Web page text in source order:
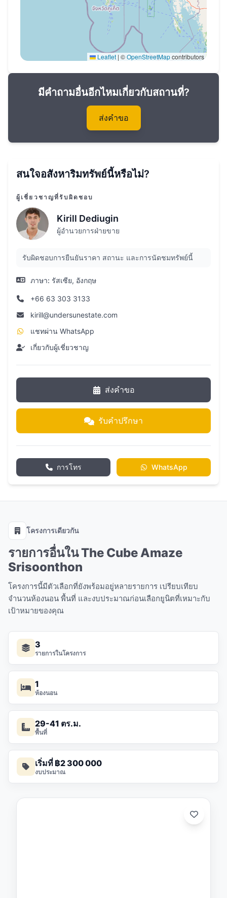
Leaflet | ©OpenStreetMapcontributors
มีคำถามอื่นอีกไหมเกี่ยวกับสถานที่?
ส่งคำขอ
สนใจอสังหาริมทรัพย์นี้หรือไม่?
ผู้เชี่ยวชาญที่รับผิดชอบ
Kirill Dediugin
ผู้อำนวยการฝ่ายขาย
รับผิดชอบการยืนยันราคา สถานะ และการนัดชมทรัพย์นี้
ภาษา: รัสเซีย, อังกฤษ
+66 63 303 3133
kirill@undersunestate.com
แชทผ่าน WhatsApp
เกี่ยวกับผู้เชี่ยวชาญ
ส่งคำขอ
รับคำปรึกษา
การโทร WhatsApp
โครงการเดียวกัน
รายการอื่นใน The Cube Amaze
Srisoonthon
โครงการนี้มีตัวเลือกที่ยังพร้อมอยู่หลายรายการ เปรียบเทียบ
จำนวนห้องนอน พื้นที่ และงบประมาณก่อนเลือกยูนิตที่เหมาะกับ
เป้าหมายของคุณ
3
รายการในโครงการ
1
ห้องนอน
29-41 ตร.ม.
พื้นที่
เริ่มที่ ฿2 300 000
งบประมาณ